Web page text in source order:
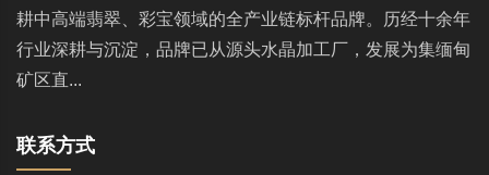
耕中高端翡翠、彩宝领域的全产业链标杆品牌。历经十余年
行业深耕与沉淀，品牌已从源头水晶加工厂，发展为集缅甸
矿区直...
联系方式